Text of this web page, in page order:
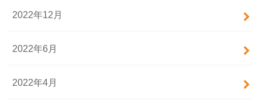
2022年12月
2022年6月
2022年4月